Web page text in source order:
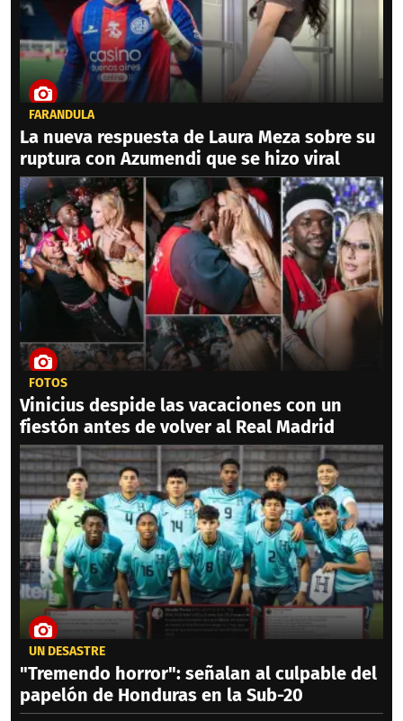
FARÁNDULA
La nueva respuesta de Laura Meza sobre su
ruptura con Azumendi que se hizo viral
FOTOS
Vinicius despide las vacaciones con un
fiestón antes de volver al Real Madrid
UN DESASTRE
"Tremendo horror": señalan al culpable del
papelón de Honduras en la Sub-20